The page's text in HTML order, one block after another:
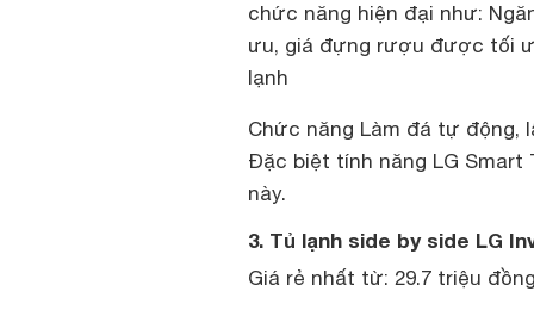
chức năng hiện đại như:
ưu, giá đựng rượu được tối
lạnh
Chức năng Làm đá tự động,
Đặc biệt tính năng LG Smart
này.
3. Tủ lạnh side by side LG
Giá rẻ nhất từ: 29.7 triệu